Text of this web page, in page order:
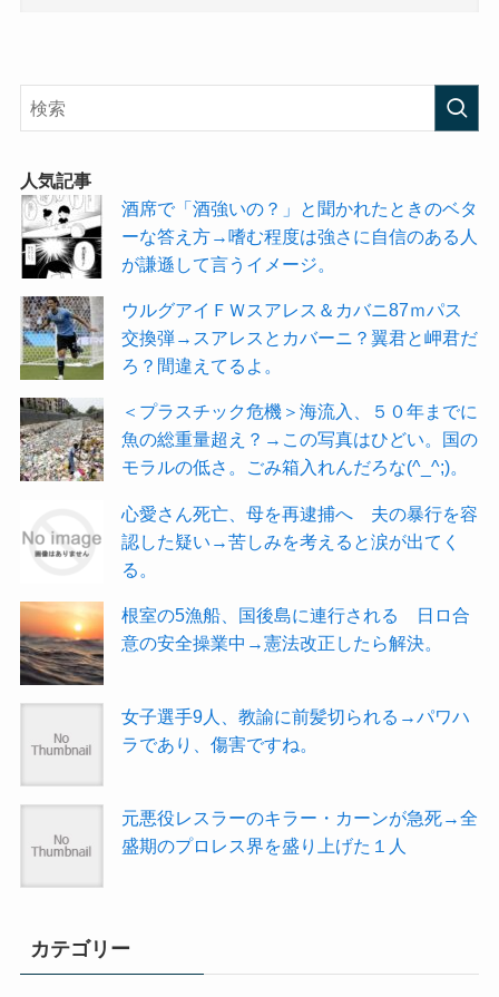
人気記事
酒席で「酒強いの？」と聞かれたときのベタ
ーな答え方→嗜む程度は強さに自信のある人
が謙遜して言うイメージ。
ウルグアイＦＷスアレス＆カバニ87ｍパス
交換弾→スアレスとカバーニ？翼君と岬君だ
ろ？間違えてるよ。
＜プラスチック危機＞海流入、５０年までに
魚の総重量超え？→この写真はひどい。国の
モラルの低さ。ごみ箱入れんだろな(^_^;)。
心愛さん死亡、母を再逮捕へ 夫の暴行を容
認した疑い→苦しみを考えると涙が出てく
る。
根室の5漁船、国後島に連行される 日ロ合
意の安全操業中→憲法改正したら解決。
女子選手9人、教諭に前髪切られる→パワハ
ラであり、傷害ですね。
元悪役レスラーのキラー・カーンが急死→全
盛期のプロレス界を盛り上げた１人
カテゴリー